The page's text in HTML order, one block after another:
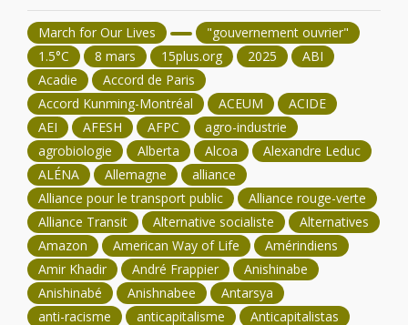
March for Our Lives
"gouvernement ouvrier"
1.5°C
8 mars 15plus.org 2025
ABI
Acadie
Accord de Paris
Accord Kunming-Montréal
ACEUM
ACIDE
AEI
AFESH AFPC
agro-industrie
agrobiologie
Alberta Alcoa
Alexandre Leduc
ALÉNA
Allemagne
alliance
Alliance pour le transport public
Alliance rouge-verte
Alliance Transit
Alternative socialiste
Alternatives
Amazon
American Way of Life
Amérindiens
Amir Khadir
André Frappier
Anishinabe
Anishinabé
Anishnabee
Antarsya
anti-racisme
anticapitalisme Anticapitalistas